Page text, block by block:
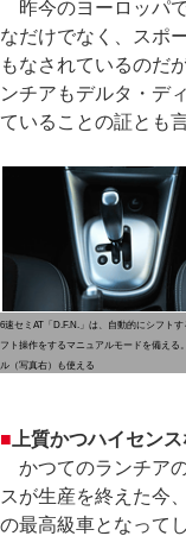
昨今のヨーロッパ
なだけでなく、スポ
もなされているのだ
ンチアもデルタ・デ
ていることの証とも
6速セミAT「D.F.N.」は、自動的にシフト
フト操作をするマニュアルモードを備える
ル（写真右）も使える
■ 上質かつハイセン
かつてのランチア
スが生産を終えた今
の最高級車となって